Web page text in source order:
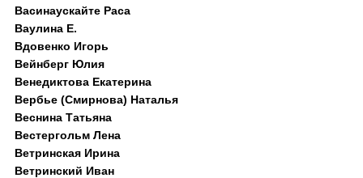
Васинаускайте Раса
Ваулина Е.
Вдовенко Игорь
Вейнберг Юлия
Венедиктова Екатерина
Вербье (Смирнова) Наталья
Веснина Татьяна
Вестергольм Лена
Ветринская Ирина
Ветринский Иван